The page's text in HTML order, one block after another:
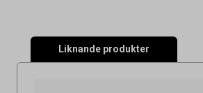
Liknande produkter